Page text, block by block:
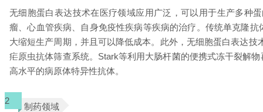
无细胞蛋白表达技术在医疗领域应用广泛，可以用于生产多种
瘤、心血管疾病、自身免疫性疾病等疾病的治疗。传统单克隆
大缩短生产周期，并且可以降低成本。此外，无细胞蛋白表达
疟原虫抗体筛查系统。Stark等利用大肠杆菌的便携式冻干裂解
高水平的病原体特异性抗体。
2
制药领域